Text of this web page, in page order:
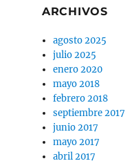
ARCHIVOS
agosto 2025
julio 2025
enero 2020
mayo 2018
febrero 2018
septiembre 2017
junio 2017
mayo 2017
abril 2017